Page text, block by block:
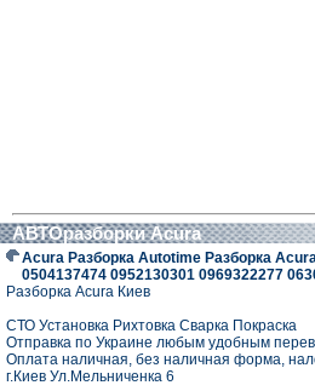
АВТОразборки Acura
Acura Разборка Autotime Разборка
0504137474 0952130301 0969322277
Разборка Acura Киев
СТО Установка Рихтовка Сварка Покраска
Отправка по Украине любым удобным
Оплата наличная, без наличная форма,
г.Киев Ул.Мельниченка 6